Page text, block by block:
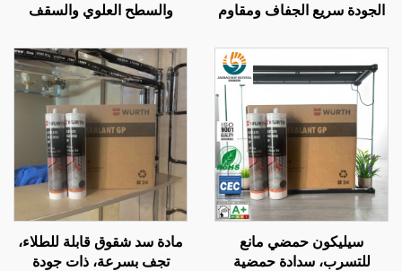
الجودة سريع الجفاف ومقاوم
سيليكون محايد متعدد
الأغراض 100% سيليكون
والسطح العلوي والسقف
لاصق مقاوم للماء من البولي
يوريثان، أسود قوي
سيليكون حمضي مانع
للتسرب، سدادة حمضية
مادة سد شقوق قابلة للطلاء،
تجف بسرعة، ذات جودة